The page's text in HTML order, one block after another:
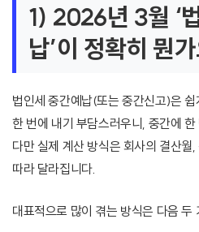
1) 2026년 3월 ‘
납’이 정확히 뭔
법인세 중간예납(또는 중간신고)은
한 번에 내기 부담스러우니, 중간에
다만 실제 계산 방식은 회사의 결산월
따라 달라집니다.
대표적으로 많이 겪는 방식은 다음 두